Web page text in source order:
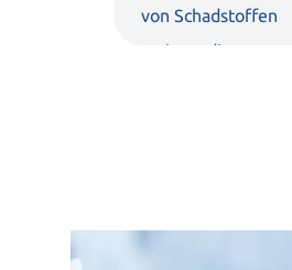
von Schadstoffen
steigert die